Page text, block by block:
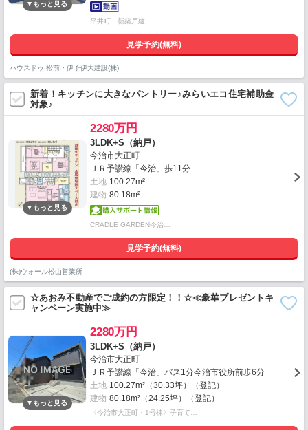
平井町 新築戸建
見学予約(無料)
ハウスドゥ 松前・伊予伊大建設(株)
新着！キッチンに大きなパントリー♪みらいエコ住宅補助金
対象♪
2280万円
3LDK+S（納戸）
今治市大正町
ＪＲ予讃線「今治」歩11分
土地 100.27m²
建物 80.18m²
CRADLE GARDEN今治…
見学予約(無料)
(株)ウォール松山営業所
☆あおみ不動産でご成約の方限定！！☆≪豪華プレゼントキ
ャンペーン実施中≫
2280万円
3LDK+S（納戸）
今治市大正町
ＪＲ予讃線「今治」バス1分今治市役所前歩6分
土地 100.27m²（30.33坪）（登記）
建物 80.18m²（24.25坪）（登記）
〈今治市大正町・1号棟〉子育て…